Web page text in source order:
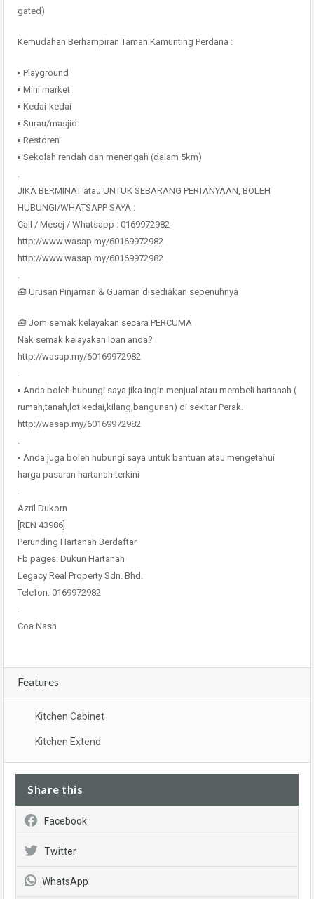
gated)
Kemudahan Berhampiran Taman Kamunting Perdana :
▪️ Playground
▪️ Mini market
▪️ Kedai-kedai
▪️ Surau/masjid
▪️ Restoren
▪️ Sekolah rendah dan menengah (dalam 5km)
.
JIKA BERMINAT atau UNTUK SEBARANG PERTANYAAN, BOLEH
HUBUNGI/WHATSAPP SAYA :
Call / Mesej / Whatsapp : 0169972982
http://www.wasap.my/60169972982
http://www.wasap.my/60169972982
.
🧰 Urusan Pinjaman & Guaman disediakan sepenuhnya
🧰 Jom semak kelayakan secara PERCUMA
Nak semak kelayakan loan anda?
http://wasap.my/60169972982
.
▪ Anda boleh hubungi saya jika ingin menjual atau membeli hartanah (
rumah,tanah,lot kedai,kilang,bangunan) di sekitar Perak.
http://wasap.my/60169972982
.
▪ Anda juga boleh hubungi saya untuk bantuan atau mengetahui
harga pasaran hartanah terkini
.
Azril Dukorn
[REN 43986]
Perunding Hartanah Berdaftar
Fb pages: Dukun Hartanah
Legacy Real Property Sdn. Bhd.
Telefon: 0169972982
.
Coa Nash
Features
Kitchen Cabinet
Kitchen Extend
Share this
Facebook
Twitter
WhatsApp